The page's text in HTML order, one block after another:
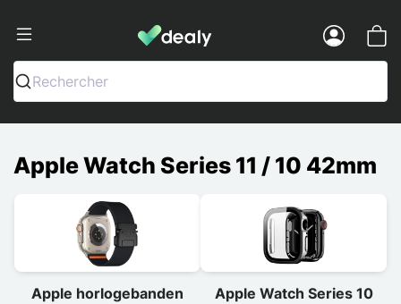
Dealy - Telefoonhoesjes en
Rechercher
Apple Watch Series 11 / 10 42mm
Apple horlogebanden
Apple Watch Series 10